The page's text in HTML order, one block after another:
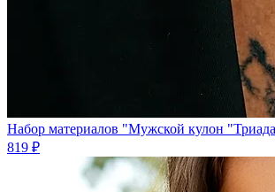
Набор материалов "Мужской кулон
819 ₽